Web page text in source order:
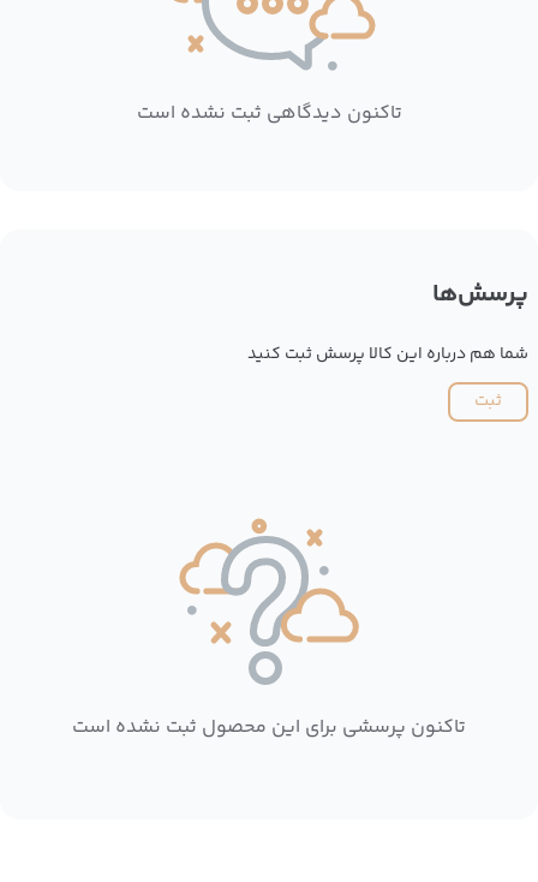
تاکنون دیدگاهی ثبت نشده است
پرسش‌ها
شما هم درباره این کالا پرسش ثبت کنید
ثبت
تاکنون پرسشی برای این محصول ثبت نشده است